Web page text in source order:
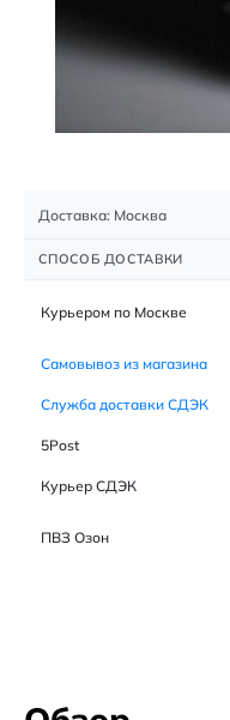
Доставка: Москва
СПОСОБ ДОСТАВКИ
Курьером по Москве
Самовывоз из магазина
Служба доставки СДЭК
5Post
Курьер СДЭК
ПВЗ Озон